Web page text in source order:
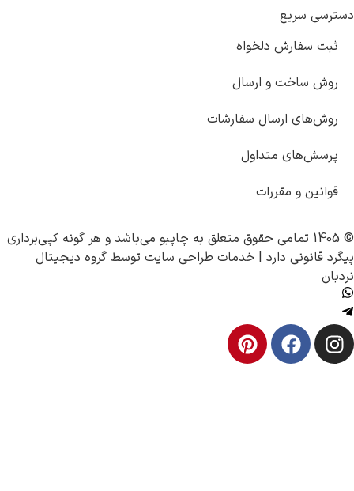
دلخواه
و ارسال
سفارشات
متداول
چاپبومی‌باشد و هر گونه کپی‌برداری
دارد |خدمات طراحی سایتتوسطگروه دیجیتال